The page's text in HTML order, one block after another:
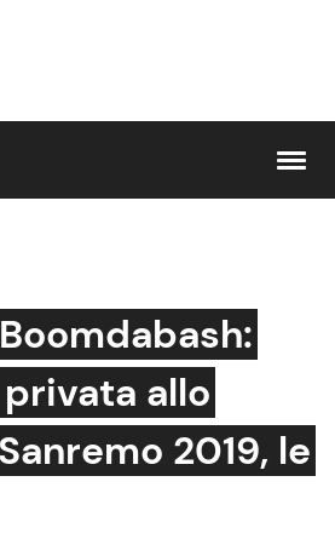
Gossip e TV
Bellezze VIP
allo
2019, le